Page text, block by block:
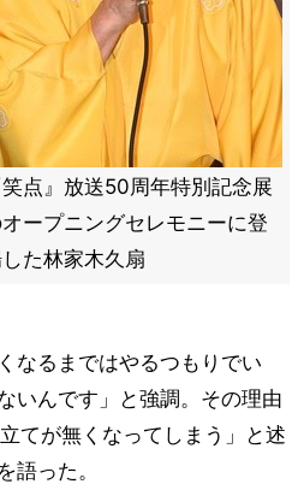
笑点』放送50周年特別記念展
ープニングセレモニーに登
た林家木久扇
なるまではやるつもりでい
いんです」と強調。その理由
てが無くなってしまう」と述
語った。